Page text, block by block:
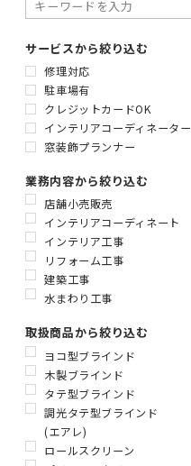
サービスから絞り込む
修理対応
駐車場有
クレジットカードOK
インテリアコーディネーター
窓装飾プランナー
業務内容から絞り込む
店舗小売販売
インテリアコーディネート
インテリア工事
リフォーム工事
建築工事
水まわり工事
取扱商品から絞り込む
ヨコ型ブラインド
木製ブラインド
タテ型ブラインド
調光タテ型ブラインド
(エアレ)
ロールスクリーン